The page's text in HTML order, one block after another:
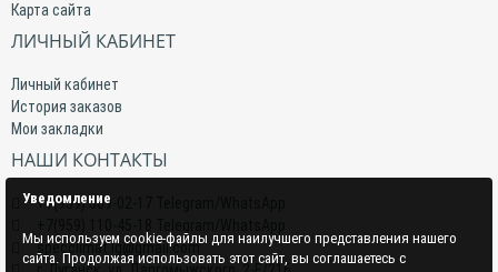
Карта сайта
ЛИЧНЫЙ КАБИНЕТ
Личный кабинет
История заказов
Мои закладки
НАШИ КОНТАКТЫ
+7(959) 509-02-17 Telegram/WhatsApp
specclimat.lg@gmail.com
Уведомление
Мы используем cookie-файлы для наилучшего представления нашего
сайта. Продолжая использовать этот сайт, вы соглашаетесь с